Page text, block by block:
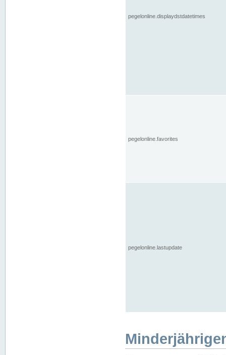
pegelonline.displaydstdatetimes
pegelonline.favorites
pegelonline.lastupdate